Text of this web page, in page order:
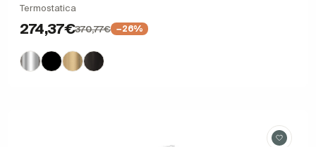
Termostatica
274,37€370,77€ −26%